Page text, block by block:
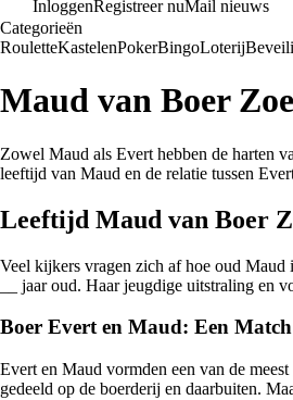
InloggenRegistreer nuMail nieuws
Categorieën
RouletteKastelenPokerBingoLoterij
Maud van Boer
Zowel Maud als Evert hebben de harten
leeftijd van Maud en de relatie tussen
Leeftijd Maud van Boer
Veel kijkers vragen zich af hoe oud Maud
__ jaar oud. Haar jeugdige uitstraling en
Boer Evert en Maud: Een
Evert en Maud vormden een van de
gedeeld op de boerderij en daarbuiten.